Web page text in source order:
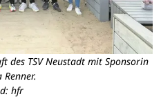
des TSV Neustadt mit Sponsorin
Renner.
hfr